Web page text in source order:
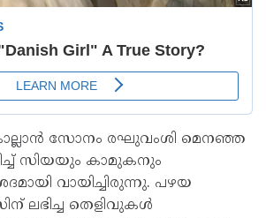
സോനം രഘുവംശി മെനഞ്ഞ
സിയയും കാമുകനും
വായിച്ചിരുന്നു. പഴയ
ലഭിച്ച തെളിവുകൾ